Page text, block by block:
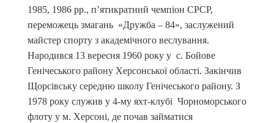
1985, 1986 рр., п’ятикратний чемпіон СРСР,
переможець змагань «Дружба – 84», заслужений
майстер спорту з академічного веслування.
Народився 13 вересня 1960 року у с. Бойове
Генічеського району Херсонської області. Закінчив
Щорсівську середню школу Генічеського району. З
1978 року служив у 4-му яхт-клубі Чорноморського
флоту у м. Херсоні, де почав займатися